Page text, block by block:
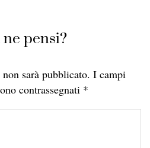
ne pensi?
sarà pubblicato. I campi
contrassegnati *